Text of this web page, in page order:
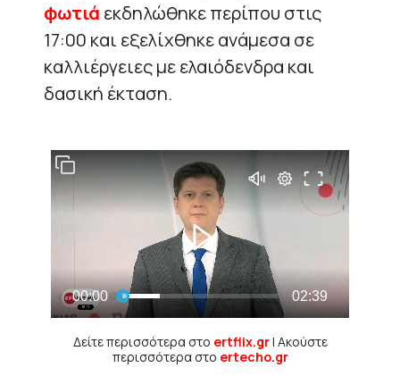
φωτιά εκδηλώθηκε περίπου στις
17:00 και εξελίχθηκε ανάμεσα σε
καλλιέργειες με ελαιόδενδρα και
δασική έκταση.
Δείτε περισσότερα στο ertflix.gr| Ακούστε
περισσότερα στο ertecho.gr